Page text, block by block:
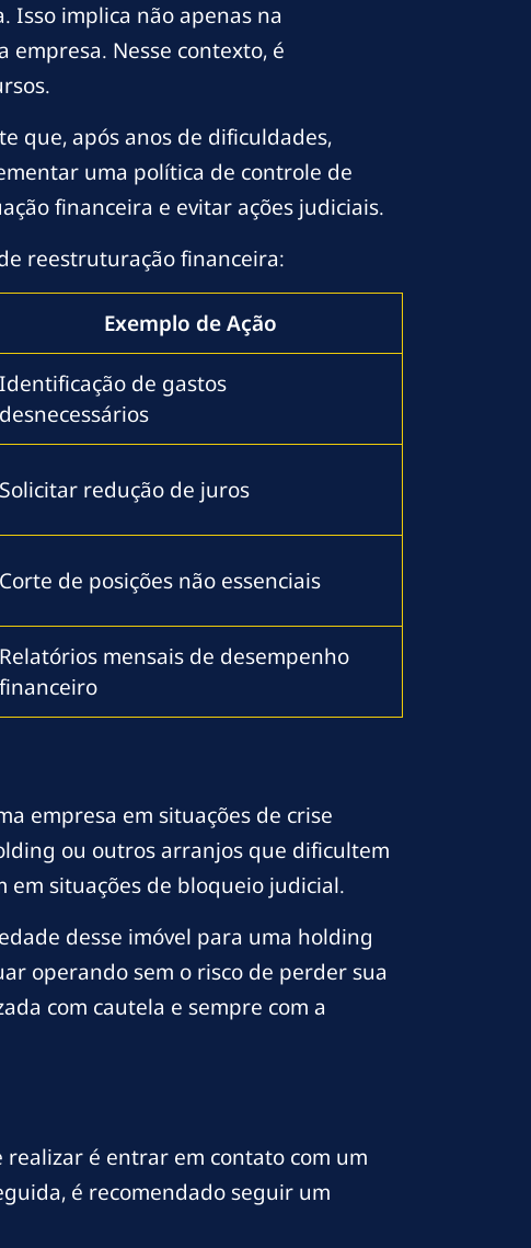
Isso implica não apenas na
Nesse contexto, é
que, após anos de dificuldades,
uma política de controle de
financeira e evitar ações judiciais.
reestruturação financeira:
Exemplo de Ação
Identificação de gastos
desnecessários
Solicitar redução de juros
Corte de posições não essenciais
Relatórios mensais de desempenho
financeiro
empresa em situações de crise
ou outros arranjos que dificultem
em situações de bloqueio judicial.
desse imóvel para uma holding
operando sem o risco de perder sua
com cautela e sempre com a
é entrar em contato com um
é recomendado seguir um